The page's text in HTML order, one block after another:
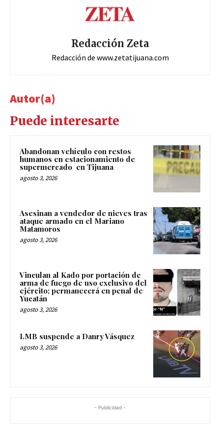
Redacción Zeta
Redacción de www.zetatijuana.com
Autor(a)
Puede interesarte
Abandonan vehículo con restos
humanos en estacionamiento de
supermercado en Tijuana
agosto 3, 2026
Asesinan a vendedor de nieves tras
ataque armado en el Mariano
Matamoros
agosto 3, 2026
Vinculan al Kado por portación de
arma de fuego de uso exclusivo del
ejército; permanecerá en penal de
Yucatán
agosto 3, 2026
LMB suspende a Danry Vásquez
agosto 3, 2026
- Publicidad -